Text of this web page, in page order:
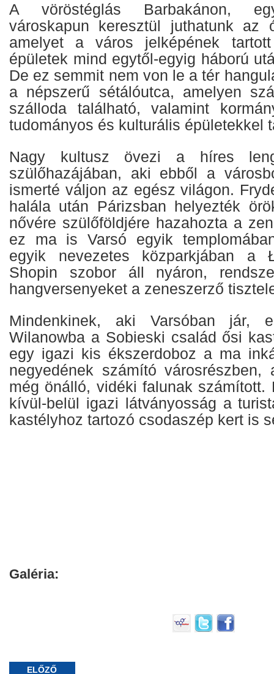
A vöröstéglás Barbakánon,
városkapun keresztül juthatunk az
amelyet a város jelképének
épületek mind egytől-egyig háború
De ez semmit nem von le a tér
a népszerű sétálóutca, amelyen
szálloda található, valamint
tudományos és kulturális épületekkel
Nagy kultusz övezi a híres
szülőhazájában, aki ebből a
ismerté váljon az egész világon.
halála után Párizsban helyezték
nővére szülőföldjére hazahozta a
ez ma is Varsó egyik
egyik nevezetes közparkjában a
Shopin szobor áll nyáron,
hangversenyeket a zeneszerző
Mindenkinek, aki Varsóban jár,
Wilanowba a Sobieski család ősi
egy igazi kis ékszerdoboz a ma
negyedének számító városrészben,
még önálló, vidéki falunak számított.
kívül-belül igazi látványosság a
kastélyhoz tartozó csodaszép kert is
Galéria:
ELŐZŐ